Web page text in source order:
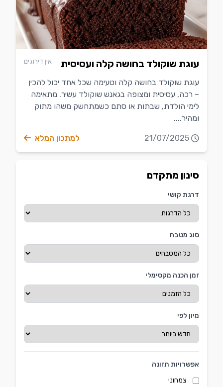
עוגת שוקולד בחושה קלה ועסיסית אין דירוגים
עוגת שוקולד בחושה קלה וטעימה שכל אחד יכול להכין
– רכה, עסיסית ומצופה בגאנש שוקולד עשיר. מתאימה
לימי הולדת, שבתות או סתם כשמתחשק משהו מתוק
ומהיר....
21/07/2025 למתכון המלא
סינון מתקדם
דרגת קושי
סוג מטבח
זמן הכנה מקסימלי
מיון לפי
אפשרויות תזונה
צמחוני